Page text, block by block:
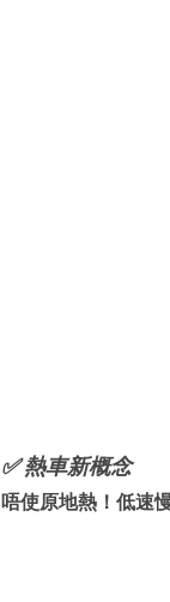
✅ 熱車新概念
唔使原地熱！低速